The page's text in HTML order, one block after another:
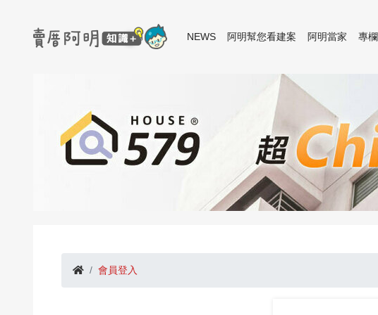
NEWS 阿明幫您看建案 阿明當家 專欄
會員登入